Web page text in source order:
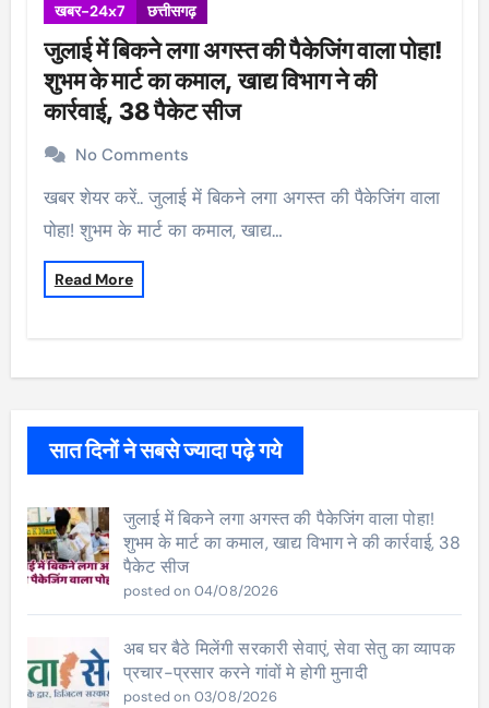
खबर-24x7 छत्तीसगढ़
जुलाई में बिकने लगा अगस्त की पैकेजिंग वाला पोहा!
शुभम के मार्ट का कमाल, खाद्य विभाग ने की
कार्रवाई, 38 पैकेट सीज
No Comments
खबर शेयर करें.. जुलाई में बिकने लगा अगस्त की पैकेजिंग वाला
पोहा! शुभम के मार्ट का कमाल, खाद्य…
Read More
सात दिनों ने सबसे ज्यादा पढ़े गये
जुलाई में बिकने लगा अगस्त की पैकेजिंग वाला पोहा!
शुभम के मार्ट का कमाल, खाद्य विभाग ने की कार्रवाई, 38
पैकेट सीज
posted on 04/08/2026
अब घर बैठे मिलेंगी सरकारी सेवाएं, सेवा सेतु का व्यापक
प्रचार-प्रसार करने गांवों मे होगी मुनादी
posted on 03/08/2026